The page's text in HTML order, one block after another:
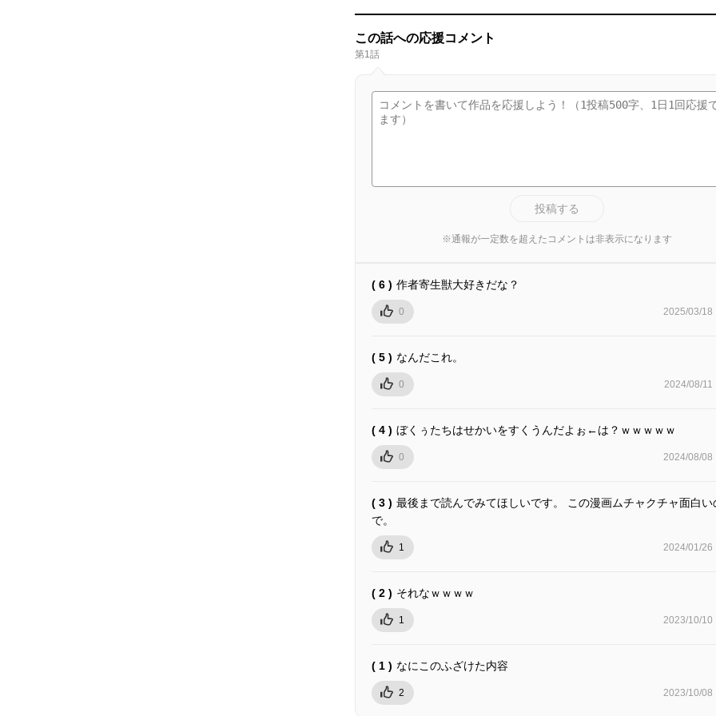
この話への応援コメント
第1話
投稿する
※通報が一定数を超えたコメントは非表示になります
( 6 ) 作者寄生獣大好きだな？
0 2025/03/18
( 5 ) なんだこれ。
0 2024/08/11
( 4 ) ぼくぅたちはせかいをすくうんだよぉ←は？ｗｗｗｗｗ
0 2024/08/08
( 3 ) 最後まで読んでみてほしいです。 この漫画ムチャクチャ面白い
で。
1 2024/01/26
( 2 ) それなｗｗｗｗ
1 2023/10/10
( 1 ) なにこのふざけた内容
2 2023/10/08